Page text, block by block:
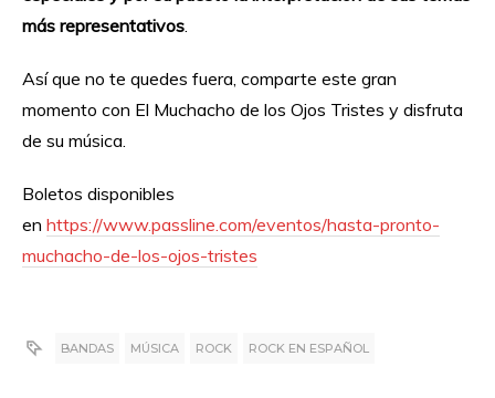
más representativos
Así que no te quedes fuera, comparte este gran
momento con El Muchacho de los Ojos Tristes y disfruta
de su música.
Boletos disponibles
en https://www.passline.com/eventos/hasta-pronto-
muchacho-de-los-ojos-tristes
BANDAS MÚSICA ROCK ROCK EN ESPAÑOL